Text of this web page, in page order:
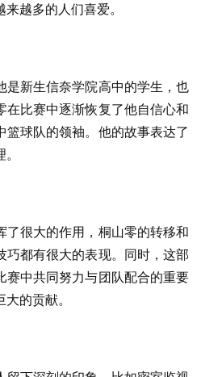
越多的人们喜爱。
是新生信奈学院高中的学生，也
在比赛中逐渐恢复了他自信心和
篮球队的领袖。他的故事表达了
了很大的作用，桐山零的转移和
巧都有很大的表现。同时，这部
赛中共同努力与团队配合的重要
的贡献。